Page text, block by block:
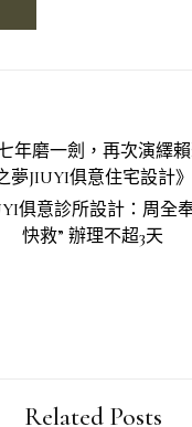
年磨一劍，再次演繹
夢JIUYI俱意住宅設計》
俱意診所設計：周全
快救” 辦理不超3天
Related Posts